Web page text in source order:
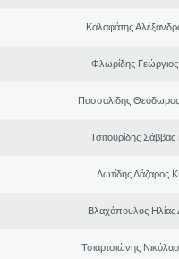
Καλαφάτης
Φλωρίδης Γεώργιος
Πασσαλίδης
Τσιτουρίδης Σάββας
Λωτίδης Λάζαρος
Βλαχόπουλος Ηλίας
Τσιαρτσιώνης